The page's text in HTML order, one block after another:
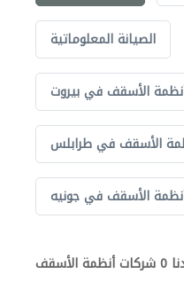
الصيانة المعلوماتية
الأسقف في بيروت
الأسقف في طرابلس
الأسقف في جونيه
الأسقف